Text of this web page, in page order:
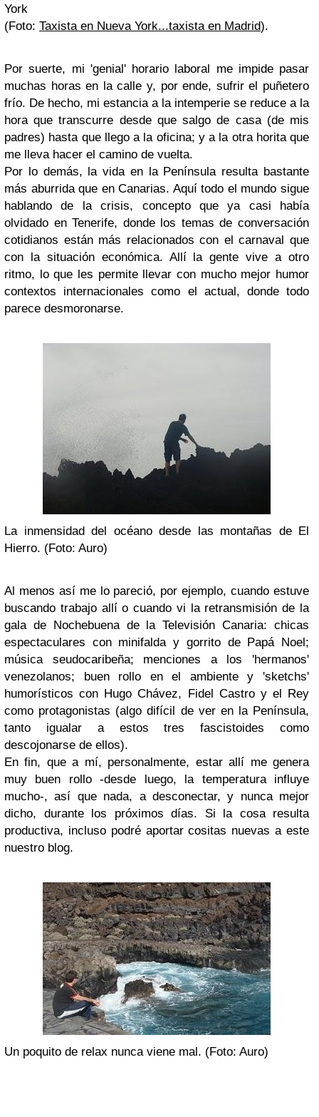
York
(Foto: Taxista en Nueva York...taxista en Madrid).
Por suerte, mi 'genial' horario laboral me impide pasar
muchas horas en la calle y, por ende, sufrir el puñetero
frío. De hecho, mi estancia a la intemperie se reduce a la
hora que transcurre desde que salgo de casa (de mis
padres) hasta que llego a la oficina; y a la otra horita que
me lleva hacer el camino de vuelta.
Por lo demás, la vida en la Península resulta bastante
más aburrida que en Canarias. Aquí todo el mundo sigue
hablando de la crisis, concepto que ya casi había
olvidado en Tenerife, donde los temas de conversación
cotidianos están más relacionados con el carnaval que
con la situación económica. Allí la gente vive a otro
ritmo, lo que les permite llevar con mucho mejor humor
contextos internacionales como el actual, donde todo
parece desmoronarse.
La inmensidad del océano desde las montañas de El
Hierro. (Foto: Auro)
Al menos así me lo pareció, por ejemplo, cuando estuve
buscando trabajo allí ocuando vi la retransmisión de la
gala de Nochebuena de la Televisión Canaria: chicas
espectaculares con minifalda y gorrito de Papá Noel;
música seudocaribeña; menciones a los 'hermanos'
venezolanos; buen rollo en el ambiente y 'sketchs'
humorísticos con Hugo Chávez, Fidel Castro y el Rey
como protagonistas (algo difícil de ver en la Península,
tanto igualar a estos tres fascistoides como
descojonarse de ellos).
En fin, que a mí, personalmente, estar allí me genera
muy buen rollo-desde luego, la temperatura influye
mucho-, así que nada, a desconectar, y nunca mejor
dicho, durante los próximos días. Si la cosa resulta
productiva, incluso podré aportar cositas nuevas a este
nuestro blog.
Un poquito de relax nunca viene mal. (Foto: Auro)